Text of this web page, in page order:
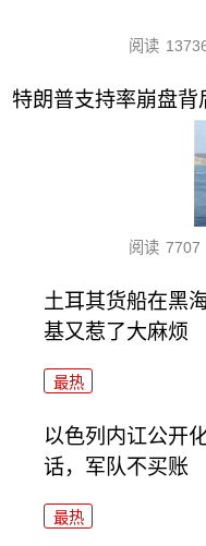
阅读
特朗普支持率崩盘背
阅读 7707
土耳其货船在黑
基又惹了大麻烦
最热
以色列内讧公开
话，军队不买账
最热